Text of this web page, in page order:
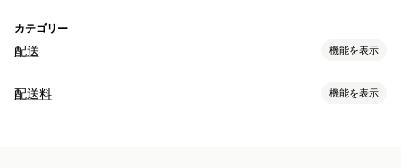
カテゴリー
配送 機能を表示
ラベルと梱包
配送料 機能を表示